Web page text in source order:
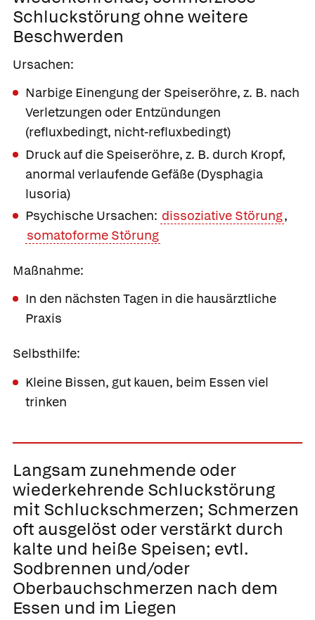
Schluckstörungohne weitere
Beschwerden
Ursachen:
Narbige Einengung der Speiseröhre, z. B. nach
Verletzungen oder Entzündungen
(refluxbedingt, nicht-refluxbedingt)
Druck auf die Speiseröhre, z. B. durch Kropf,
anormal verlaufende Gefäße (Dysphagia
lusoria)
Psychische Ursachen: dissoziative Störung,
somatoforme Störung
Maßnahme:
In den nächsten Tagen in die hausärztliche
Praxis
Selbsthilfe:
Kleine Bissen, gut kauen, beim Essen viel
trinken
Langsam zunehmende oder
wiederkehrende Schluckstörung
mit Schluckschmerzen; Schmerzen
oft ausgelöst oder verstärkt durch
kalte und heiße Speisen; evtl.
Sodbrennen und/oder
Oberbauchschmerzen nach dem
Essen und im Liegen